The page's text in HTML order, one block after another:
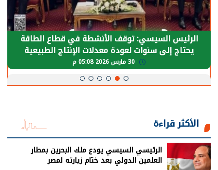
الرئيس السيسي: توقف الأنشطة في قطاع الطاقة
يحتاج إلى سنوات لعودة معدلات الإنتاج الطبيعية
الأكثر قراءة
الرئيسي السيسي يودع ملك البحرين بمطار
العلمين الدولي بعد ختام زيارته لمصر